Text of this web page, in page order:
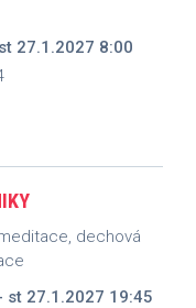
27.1.2027 8:00
dechová
st 27.1.2027 19:45